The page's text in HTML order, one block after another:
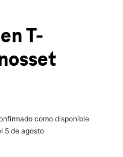
en T-
como disponible
5 de agosto